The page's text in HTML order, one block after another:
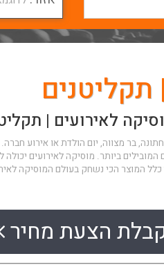
תקליטנים
לאירועים |
בר מצווה, יום הולדת או אירוע
ביותר. מוסיקה לאירועים יכולה
המוצר הכי נשחק בעולם המוסיקה
הצעת מחיר